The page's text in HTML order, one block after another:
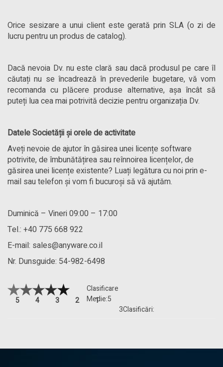
Orice sesizare a unui client este gerată prin SLA (o zi de
lucru pentru un produs de catalog).
Dacă nevoia Dv. nu este clară sau dacă produsul pe care îl
căutați nu se încadrează în prevederile bugetare, vă vom
recomanda cu plăcere produse alternative, așa încât să
puteți lua cea mai potrivită decizie pentru organizația Dv.
Datele Societății și orele de activitate
Aveți nevoie de ajutor în găsirea unei licențe software
potrivite, de îmbunătățirea sau reînnoirea licențelor, de
găsirea unei licențe existente? Luați legătura cu noi prin e-
mail sau telefon și vom fi bucuroși să vă ajutăm.
Duminică – Vineri 09:00 – 17:00
Tel.: +40 775 668 922
E-mail: sales@anyware.co.il
Nr. Dunsguide: 54-982-6498
Clasificare
Medie:5
Clasificări:
3
5 4 3 2 1